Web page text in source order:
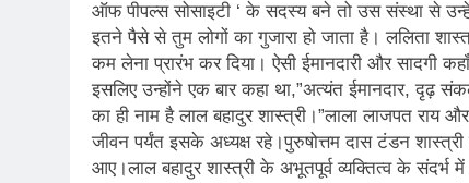
ऑफ पीपल्स सोसाइटी ‘ के सदस्य बने तो उस संस्था से
इतने पैसे से तुम लोगों का गुजारा हो जाता है। ललिता
कम लेना प्रारंभ कर दिया। ऐसी ईमानदारी और सादगी
इसलिए उन्होंने एक बार कहा था,”अत्यंत ईमानदार, दृढ़
का ही नाम है लाल बहादुर शास्त्री।”लाला लाजपत
जीवन पर्यंत इसके अध्यक्ष रहे।पुरुषोत्तम दास टंडन
आए।लाल बहादुर शास्त्री के अभूतपूर्व व्यक्तित्व के